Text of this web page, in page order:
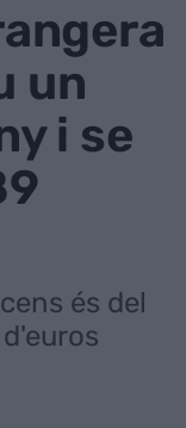
un
i se
és del